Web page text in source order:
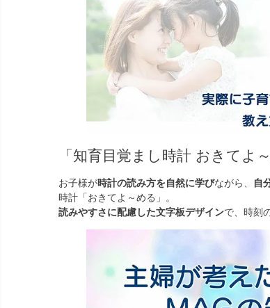
「知育目覚まし時計 おきてよ
お子様が時計の読み方を自然に学びながら、 自
時計「おきてよ～める」。
読みやすさに配慮した文字板デザインで、時刻